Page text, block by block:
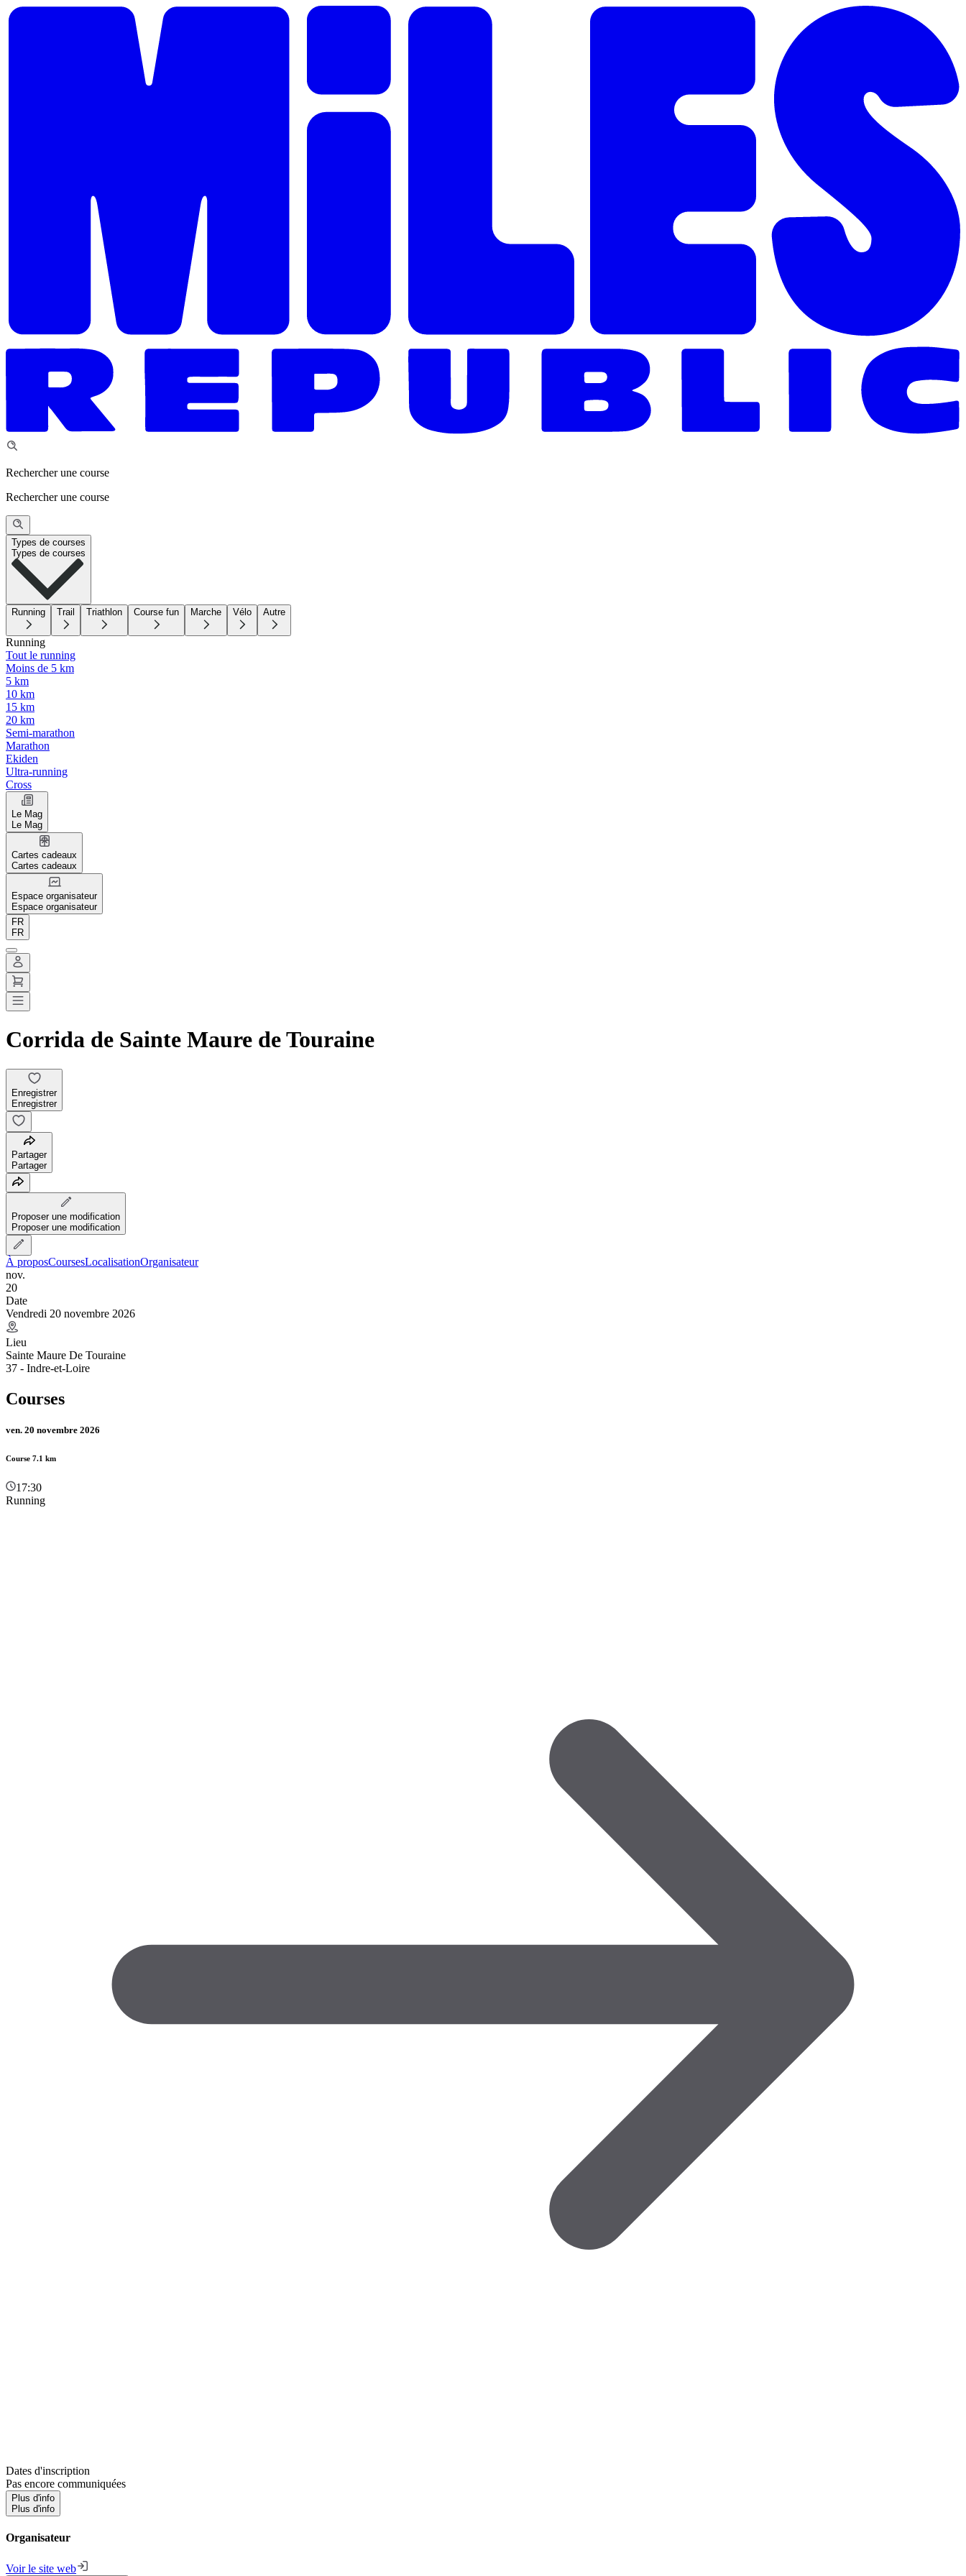
Rechercher une course
Rechercher une course
Types de courses
Types de courses
Running Trail Triathlon Course fun Marche Vélo Autre
Running
Tout le running
Moins de 5 km
5 km
10 km
15 km
20 km
Semi-marathon
Marathon
Ekiden
Ultra-running
Cross
Le Mag
Le Mag
Cartes cadeaux
Cartes cadeaux
Espace organisateur
Espace organisateur
FR
FR
Corrida de Sainte Maure de Touraine
Enregistrer
Enregistrer
Partager
Partager
Proposer une modification
Proposer une modification
À proposCoursesLocalisationOrganisateur
nov.
20
Date
Vendredi 20 novembre 2026
Lieu
Sainte Maure De Touraine
37 - Indre-et-Loire
Courses
ven. 20 novembre 2026
Course 7.1 km
17:30
Running
Dates d'inscription
Pas encore communiquées
Plus d'info
Plus d'info
Organisateur
Voir le site web